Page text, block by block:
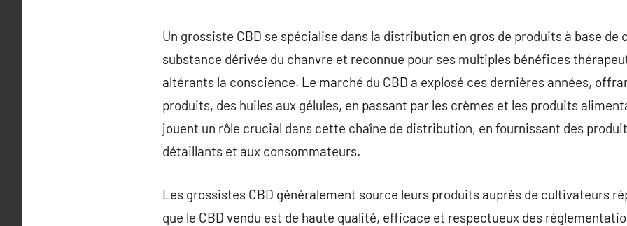
Un grossiste CBD se spécialise dans la distribution en gros de produits à base de
substance dérivée du chanvre et reconnue pour ses multiples bénéfices
altérants la conscience. Le marché du CBD a explosé ces dernières années,
produits, des huiles aux gélules, en passant par les crèmes et les produits
jouent un rôle crucial dans cette chaîne de distribution, en fournissant des
détaillants et aux consommateurs.
Les grossistes CBD généralement source leurs produits auprès de cultivateurs
que le CBD vendu est de haute qualité, efficace et respectueux des